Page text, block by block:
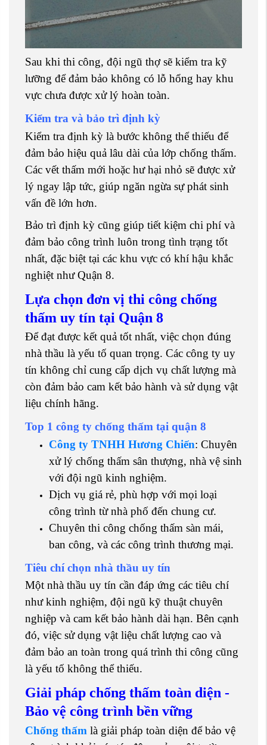
Sau khi thi công, đội ngũ thợ sẽ kiểm tra kỹ
lưỡng để đảm bảo không có lỗ hổng hay khu
vực chưa được xử lý hoàn toàn.
Kiểm tra và bảo trì định kỳ
Kiểm tra định kỳ là bước không thể thiếu để
đảm bảo hiệu quả lâu dài của lớp chống thấm.
Các vết thấm mới hoặc hư hại nhỏ sẽ được xử
lý ngay lập tức, giúp ngăn ngừa sự phát sinh
vấn đề lớn hơn.
Bảo trì định kỳ cũng giúp tiết kiệm chi phí và
đảm bảo công trình luôn trong tình trạng tốt
nhất, đặc biệt tại các khu vực có khí hậu khắc
nghiệt như Quận 8.
Lựa chọn đơn vị thi công chống
thấm uy tín tại Quận 8
Để đạt được kết quả tốt nhất, việc chọn đúng
nhà thầu là yếu tố quan trọng. Các công ty uy
tín không chỉ cung cấp dịch vụ chất lượng mà
còn đảm bảo cam kết bảo hành và sử dụng vật
liệu chính hãng.
Top 1 công ty chống thấm tại quận 8
Công ty TNHH Hương Chiến: Chuyên
xử lý chống thấm sân thượng, nhà vệ sinh
với đội ngũ kinh nghiệm.
Dịch vụ giá rẻ, phù hợp với mọi loại
công trình từ nhà phố đến chung cư.
Chuyên thi công chống thấm sàn mái,
ban công, và các công trình thương mại.
Tiêu chí chọn nhà thầu uy tín
Một nhà thầu uy tín cần đáp ứng các tiêu chí
như kinh nghiệm, đội ngũ kỹ thuật chuyên
nghiệp và cam kết bảo hành dài hạn. Bên cạnh
đó, việc sử dụng vật liệu chất lượng cao và
đảm bảo an toàn trong quá trình thi công cũng
là yếu tố không thể thiếu.
Giải pháp chống thấm toàn diện -
Bảo vệ công trình bền vững
Chống thấm là giải pháp toàn diện để bảo vệ